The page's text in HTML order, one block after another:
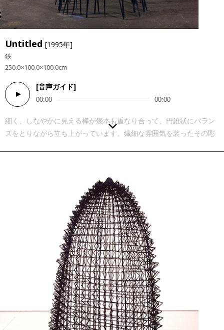
Untitled [1995年]
鉄
250.0×100.0×100.0cm
[音声ガイド]
Audio
Player
00:00 00:00
細く、しなやかに見える棒が幾本も重なり合って、円錐状にバラン
スをとりながら立ち上がっています。繊細な雰囲気を装ったその彫
ることでしょう。 いわゆる抽象彫刻としての形態を持つその作品
は、幾何学的な要素をまといながらも、それが生み出すであろう安
定感というイメージをすり抜け、彫刻とそれに連なる空間との繊細
なバランスによって成り立っています。青木の彫刻は、それ自体が
存在することによって生じる彫刻の内と外の空間を相互に浸透さ
せ、その場に緊張感を生み出しています。